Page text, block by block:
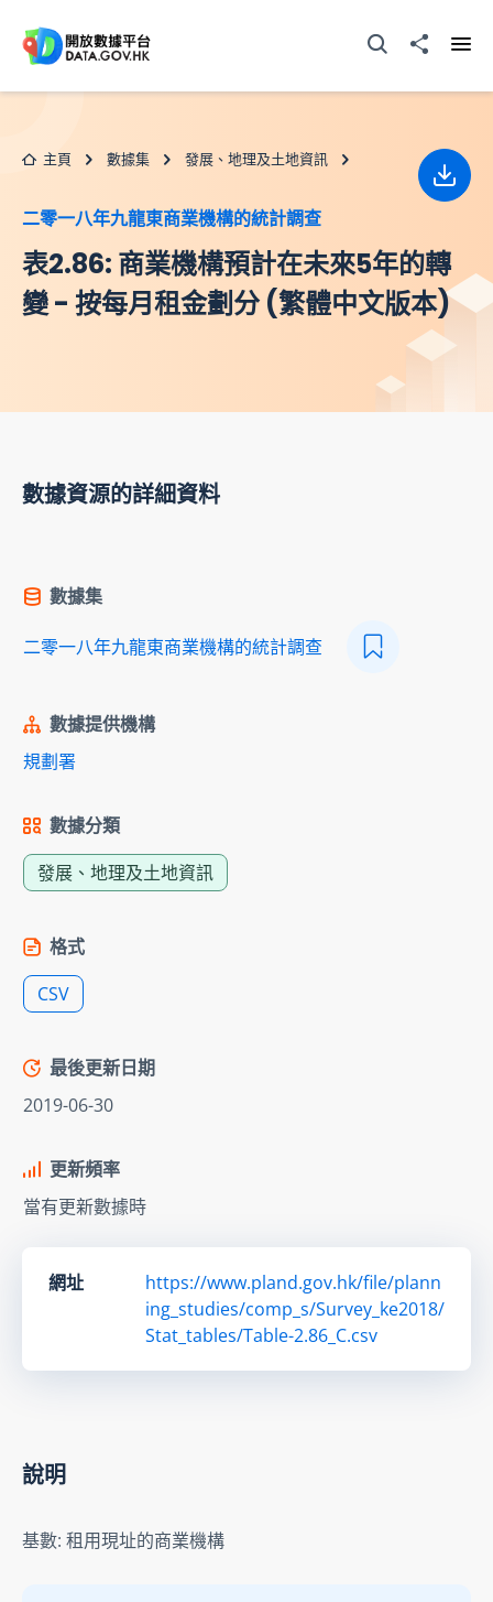
打開搜尋器分享至
主頁 數據集 發展、地理及土地資訊
二零一八年九龍東商業機構的統計調查
表2.86: 商業機構預計在未來5年的轉
變 - 按每月租金劃分 (繁體中文版本)
下載
數據資源的詳細資料
數據集
二零一八年九龍東商業機構的統計調查
數據提供機構
規劃署
數據分類
發展、地理及土地資訊
格式
CSV
最後更新日期
2019-06-30
更新頻率
當有更新數據時
網址
https://www.pland.gov.hk/file/plann
ing_studies/comp_s/Survey_ke2018/
Stat_tables/Table-2.86_C.csv
說明
基數: 租用現址的商業機構